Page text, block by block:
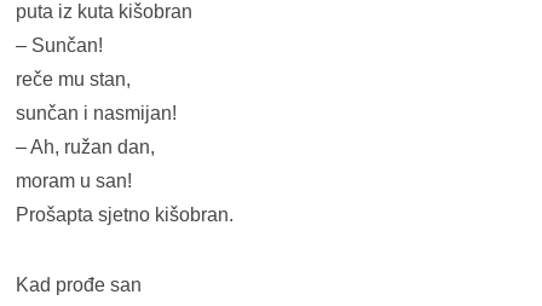
puta iz kuta kišobran
– Sunčan!
reče mu stan,
sunčan i nasmijan!
– Ah, ružan dan,
moram u san!
Prošapta sjetno kišobran.
Kad prođe san